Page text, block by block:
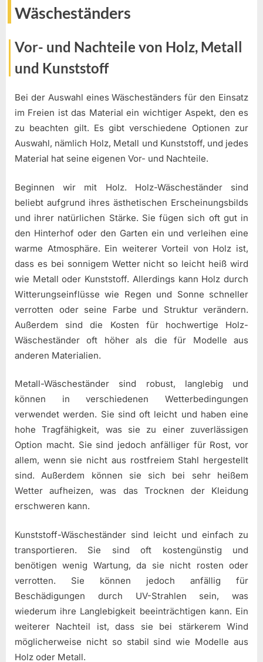
Wäscheständers
Vor- und Nachteile von Holz, Metall
und Kunststoff
Bei der Auswahl eines Wäscheständers für den Einsatz
im Freien ist das Material ein wichtiger Aspekt, den es
zu beachten gilt. Es gibt verschiedene Optionen zur
Auswahl, nämlich Holz, Metall und Kunststoff, und jedes
Material hat seine eigenen Vor- und Nachteile.
Beginnen wir mit Holz. Holz-Wäscheständer sind
beliebt aufgrund ihres ästhetischen Erscheinungsbilds
und ihrer natürlichen Stärke. Sie fügen sich oft gut in
den Hinterhof oder den Garten ein und verleihen eine
warme Atmosphäre. Ein weiterer Vorteil von Holz ist,
dass es bei sonnigem Wetter nicht so leicht heiß wird
wie Metall oder Kunststoff. Allerdings kann Holz durch
Witterungseinflüsse wie Regen und Sonne schneller
verrotten oder seine Farbe und Struktur verändern.
Außerdem sind die Kosten für hochwertige Holz-
Wäscheständer oft höher als die für Modelle aus
anderen Materialien.
Metall-Wäscheständer sind robust, langlebig und
können in verschiedenen Wetterbedingungen
verwendet werden. Sie sind oft leicht und haben eine
hohe Tragfähigkeit, was sie zu einer zuverlässigen
Option macht. Sie sind jedoch anfälliger für Rost, vor
allem, wenn sie nicht aus rostfreiem Stahl hergestellt
sind. Außerdem können sie sich bei sehr heißem
Wetter aufheizen, was das Trocknen der Kleidung
erschweren kann.
Kunststoff-Wäscheständer sind leicht und einfach zu
transportieren. Sie sind oft kostengünstig und
benötigen wenig Wartung, da sie nicht rosten oder
verrotten. Sie können jedoch anfällig für
Beschädigungen durch UV-Strahlen sein, was
wiederum ihre Langlebigkeit beeinträchtigen kann. Ein
weiterer Nachteil ist, dass sie bei stärkerem Wind
möglicherweise nicht so stabil sind wie Modelle aus
Holz oder Metall.